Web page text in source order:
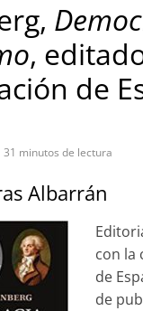
,
de
31 minutos de lectura
Albarrán
con la
de
de